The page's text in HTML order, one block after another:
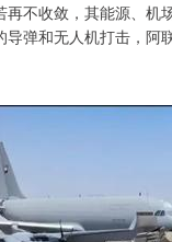
不收敛，其能源、机
弹和无人机打击，阿